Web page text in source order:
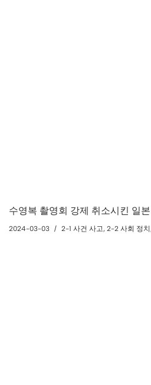
수영복 촬영회 강제 취소시킨 일
2024-03-03 2-1 사건 사고, 2-2 사회 정치